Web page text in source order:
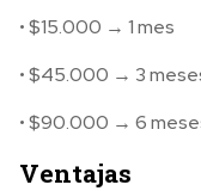
• $15.000 → 1 mes
• $45.000 → 3
• $90.000 → 6
Ventajas